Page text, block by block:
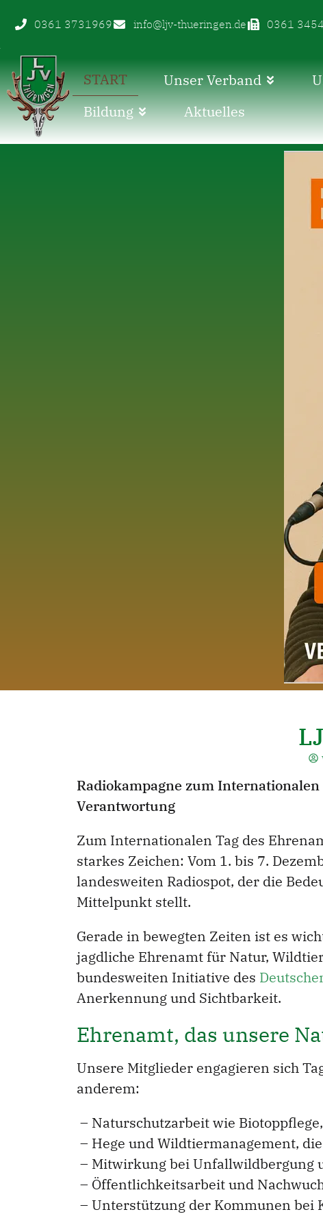
0361 3731969 info@ljv-thueringen.de 0361
START Unser Verband
Bildung
Aktuelles
Radiokampagne zum
Verantwortung
Zum Internationalen Tag des
starkes Zeichen: Vom 1. bis 7.
landesweiten Radiospot, der die
Mittelpunkt stellt.
Gerade in bewegten Zeiten ist es
jagdliche Ehrenamt für Natur,
bundesweiten Initiative des
Anerkennung und Sichtbarkeit.
Ehrenamt, das unsere
Unsere Mitglieder engagieren sich
anderem:
– Naturschutzarbeit wie
– Hege und Wildtiermanagement,
– Mitwirkung bei Unfallwildbergung
– Öffentlichkeitsarbeit und
– Unterstützung der Kommunen